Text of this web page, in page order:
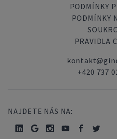
PODMÍNKY
PODMÍNKY
PRAVIDLA
+420 737
NAJDETE NÁS NA: